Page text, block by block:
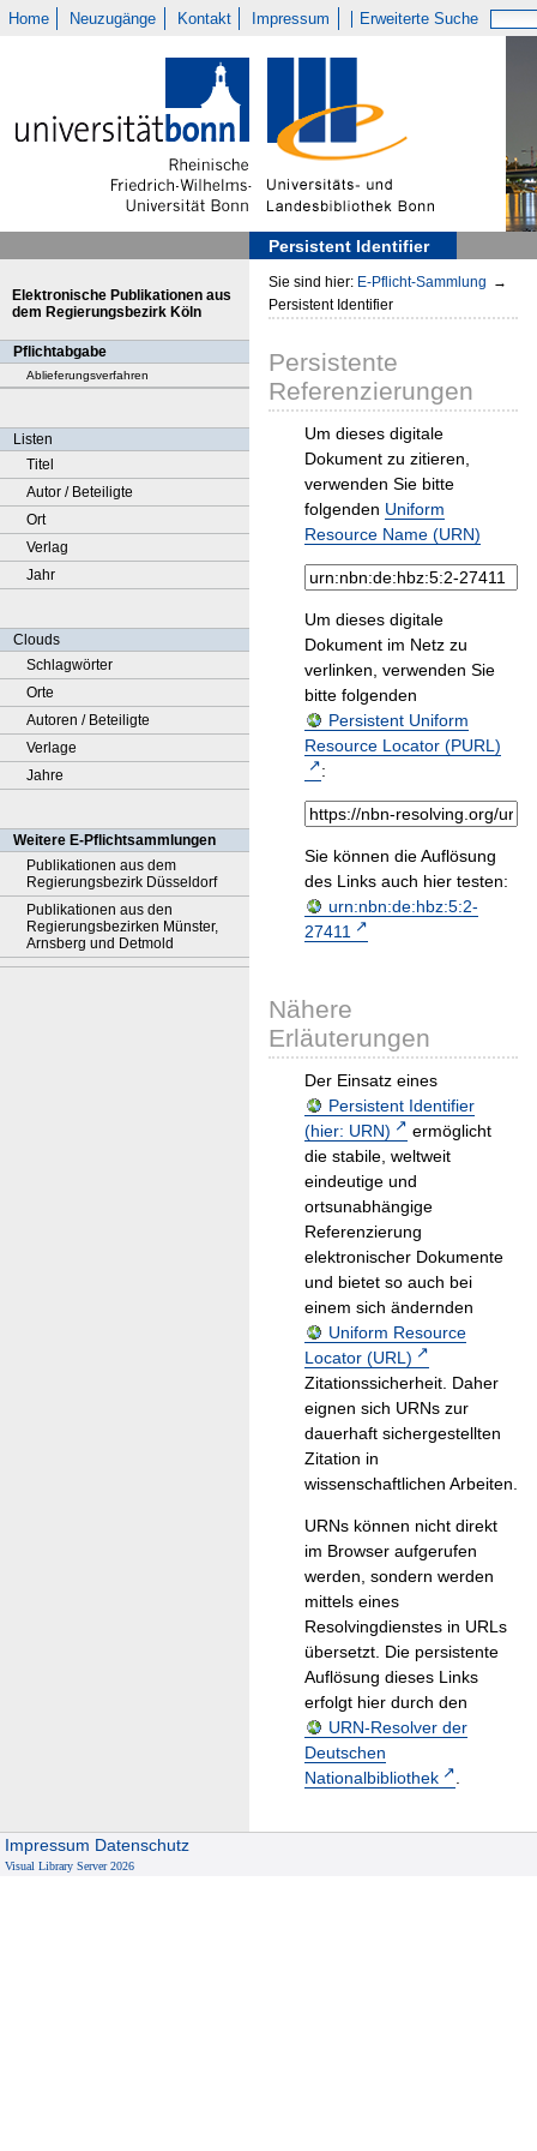
Home Neuzugänge Kontakt Impressum Erweiterte Suche
Persistent Identifier
Elektronische Publikationen aus
dem Regierungsbezirk Köln
Pflichtabgabe
Ablieferungsverfahren
Listen
Titel
Autor / Beteiligte
Ort
Verlag
Jahr
Clouds
Schlagwörter
Orte
Autoren / Beteiligte
Verlage
Jahre
Weitere E-Pflichtsammlungen
Publikationen aus dem
Regierungsbezirk Düsseldorf
Publikationen aus den
Regierungsbezirken Münster,
Arnsberg und Detmold
Sie sind hier: E-Pflicht-Sammlung →
Persistent Identifier
Persistente
Referenzierungen
Um dieses digitale
Dokument zu zitieren,
verwenden Sie bitte
folgenden Uniform
Resource Name (URN)
Um dieses digitale
Dokument im Netz zu
verlinken, verwenden Sie
bitte folgenden
Persistent Uniform
Resource Locator (PURL)
:
Sie können die Auflösung
des Links auch hier testen:
urn:nbn:de:hbz:5:2-
27411
Nähere
Erläuterungen
Der Einsatz eines
Persistent Identifier
(hier: URN)
ermöglicht
die stabile, weltweit
eindeutige und
ortsunabhängige
Referenzierung
elektronischer Dokumente
und bietet so auch bei
einem sich ändernden
Uniform Resource
Locator (URL)
Zitationssicherheit. Daher
eignen sich URNs zur
dauerhaft sichergestellten
Zitation in
wissenschaftlichen Arbeiten.
URNs können nicht direkt
im Browser aufgerufen
werden, sondern werden
mittels eines
Resolvingdienstes in URLs
übersetzt. Die persistente
Auflösung dieses Links
erfolgt hier durch den
URN-Resolver der
Deutschen
Nationalbibliothek
.
Impressum Datenschutz
Visual Library Server 2026